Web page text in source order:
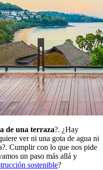
de una terraza?. ¿Hay
ver ni una gota de agua ni
Cumplir con lo que nos pide
un paso más allá y
sostenible?